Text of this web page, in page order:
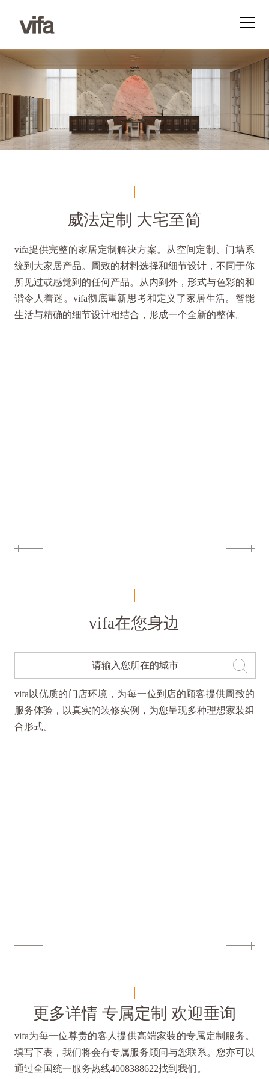
威法定制 大宅至简
vifa提供完整的家居定制解决方案。从空间定制、门墙系
统到大家居产品。周致的材料选择和细节设计，不同于你
所见过或感觉到的任何产品。从内到外，形式与色彩的和
谐令人着迷。vifa彻底重新思考和定义了家居生活。智能
生活与精确的细节设计相结合，形成一个全新的整体。
vifa在您身边
vifa以优质的门店环境，为每一位到店的顾客提供周致的
服务体验，以真实的装修实例，为您呈现多种理想家装组
合形式。
更多详情 专属定制 欢迎垂询
vifa为每一位尊贵的客人提供高端家装的专属定制服务。
填写下表，我们将会有专属服务顾问与您联系。您亦可以
通过全国统一服务热线4008388622找到我们。